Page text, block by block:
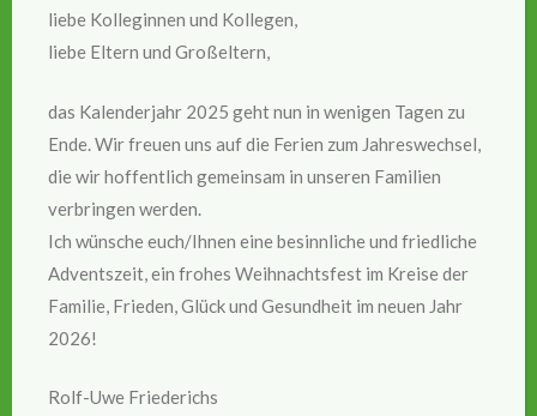
liebe Kolleginnen und Kollegen,
liebe Eltern und Großeltern,
das Kalenderjahr 2025 geht nun in wenigen Tagen zu
Ende. Wir freuen uns auf die Ferien zum Jahreswechsel,
die wir hoffentlich gemeinsam in unseren Familien
verbringen werden.
Ich wünsche euch/Ihnen eine besinnliche und friedliche
Adventszeit, ein frohes Weihnachtsfest im Kreise der
Familie, Frieden, Glück und Gesundheit im neuen Jahr
2026!
Rolf-Uwe Friederichs